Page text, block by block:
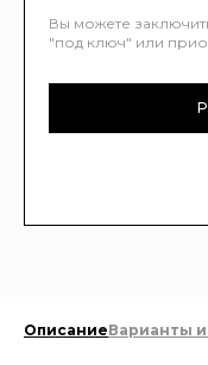
Вы можете
"под ключ" или
ОписаниеВарианты